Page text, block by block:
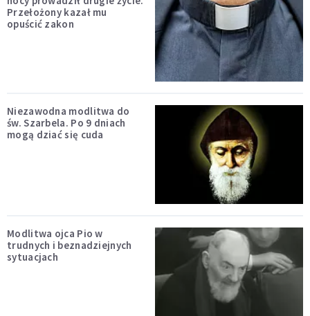
Przełożony kazał mu
opuścić zakon
Niezawodna modlitwa do
św. Szarbela. Po 9 dniach
mogą dziać się cuda
Modlitwa ojca Pio w
trudnych i beznadziejnych
sytuacjach